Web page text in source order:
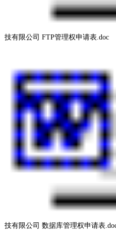
技有限公司 FTP管理权申请表.doc
技有限公司 数据库管理权申请表